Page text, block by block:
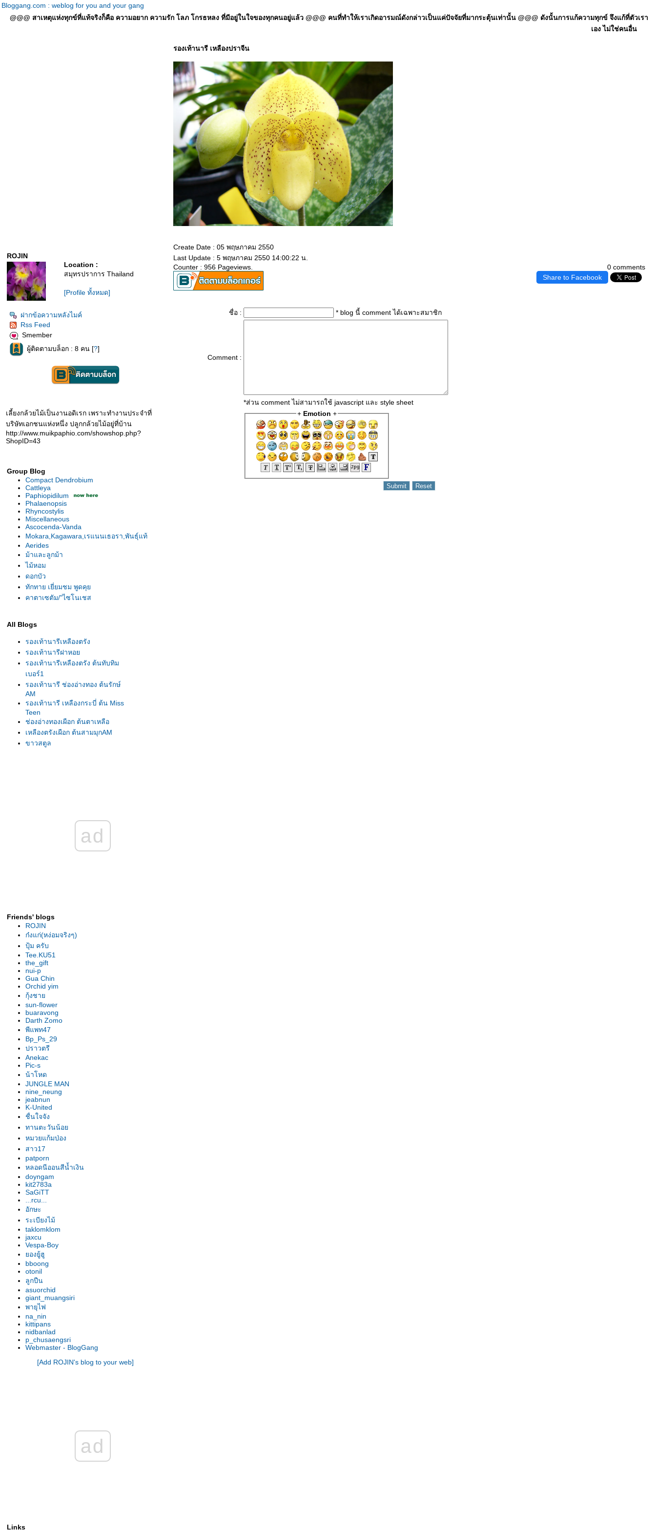
Bloggang.com : weblog for you and your gang
@@@ สาเหตุแห่งทุกข์ที่แท้จริงก็คือ ความอยาก ความรัก โลภ โกรธหลง ที่มีอยู่ในใจของทุกคนอยู่แล้ว @@@ คนที่ทำให้เราเกิดอารมณ์ดังกล่าวเป็นแค่ปัจจัยที่มากระตุ้นเท่านั้น @@@ ดังนั้นการแก้ความทุกข์ จึงแก้ที่ตัวเรา
เอง ไม่ใช่คนอื่น
ROJIN
Location :
สมุทรปราการ Thailand
[Profile ทั้งหมด]
ฝากข้อความหลังไมค์
Rss Feed
Smember
ผู้ติดตามบล็อก : 8 คน [?]
เลี้ยงกล้วยไม้เป็นงานอดิเรก เพราะทำงานประจำที่
บริษัทเอกชนแห่งหนึ่ง ปลูกกล้วยไม้อยู่ที่บ้าน
http://www.muikpaphio.com/showshop.php?
ShopID=43
Group Blog
Compact Dendrobium
Cattleya
Paphiopidilum
Phalaenopsis
Rhyncostylis
Miscellaneous
Ascocenda-Vanda
Mokara,Kagawara,เรแนนเธอรา,พันธุ์แท้
Aerides
ม้าและลูกม้า
ไม้หอม
ดอกบัว
ทักทาย เยี่ยมชม พูดคุ
คาตาเซตัม/"ไซโนเชส
All Blogs
รองเท้านารีเหลืองตรัง
รองเท้านารีฝาหอ
รองเท้านารีเหลืองตรัง ต้นทับทิม
เบอร์1
รองเท้านารี ช่องอ่างทอง ต้นรักษ์
AM
รองเท้านารี เหลืองกระบี่ ต้น Miss
Teen
ช่องอ่างทองเผือก ต้นตาเหลือ
เหลืองตรังเผือก ต้นสามมุกAM
ขาวสตูล
รองเท้านารีเหลืองกระบี่ ต้นกระบี่
รองเท้านารีเหลืองกระบี่ ต้นสนธยา
รองเท้านารี เหลืองกระบี่ ต้น" 2 in
1"
รองเท้านารี ขาวสตูล ต้น
ลาดกระบัง
เหลืองตรัง "The Disc"
เหลืองตรัง " ของแปลก "
รองเท้านารี ฝาหอย 2009
รองเท้านารี ฝาหอย9
รองเท้านารี ฝาหอย2008
รองเท้านารีฝาหอย ที่2ลาดกระบัง
รองเท้านารี เหลีองปราจีน ต้น
สวนหลวง
รองเท้านารี เหลืองปราจีน "
มิตรภาพ "
รองเท้านารีลูกผสม3สา
รองเท้านารี เหลืองปราจีน"อัญชลี"
รองเท้านารี เหลืองปราจีน "กลมบ็
อก"
รองเท้านารี เหลืองปราจีน "สุธี
วรรณ"
รองเท้านารี เหลืองปราจีน "สาธิต"
รองเท้านารี เหลืองปราจีน
"วาสนา"
รองเท้านารี ฝาหอ
รองเท้านารี JC9
รองเท้านารี เหลืองปราจีน
รองเท้านารี JC16
รองเท้านารี JC16
รองเท้านารี เหลืองปราจีน*ช่อง
อ่างทองเผือก
รองเท้านารี เหลืองปราจีน
รองเท้านารี ขาวชุมพร
รองเท้านารี เหลืงกระบี่*เกลาโคไฟ
ลุม
รองเท้านารี เหลืองปราจีน*ช่อง
อ่างทองเผือก
รองเท้านารี เหลืองปราจีน
รองเท้านารี เหลืองปราจีน
รองเท้านารี เหลิองตรัง
รองเท้านารี กระบี่ x เกาโค
รองเท้านารี เหลืองตรัง
รองเท้านารี ขาวชุมพร
รองเท้านารี เหลืองปราจีน x ช่อง
รองเท้านารี ขาวสตูล
รองเท้านารี ดอกเตอร์ แจค
ad
Friends' blogs
ROJIN
ก๋งแก่(หง่อมจริงๆ)
ปุ้ม ครับ
Tee.KU51
the_gift
nui-p
Gua Chin
Orchid yim
กุ้งชา
sun-flower
buaravong
Darth Zomo
พีแพท47
Bp_Ps_29
ปราวตรี
Anekac
Pic-s
น้าโหด
JUNGLE MAN
nine_neung
jeabnun
K-United
ชื่นใจจัง
ทานตะวันน้อ
หมวยแก้มป่อง
สาว17
patporn
หลอดนีออนสีน้ำเงิน
doyngam
kit2783a
SaGiTT
...rcu...
อักษะ
ระเบียงไม้
taklomklom
jaxcu
Vespa-Boy
องยู้ฮู
bboong
otonil
ลูกปืน
asuorchid
giant_muangsiri
พายุไฟ
na_nin
kittipans
nidbanlad
p_chusaengsri
Webmaster - BlogGang
[Add ROJIN's blog to your web]
ad
Links
รองเท้านารี เหลืองปราจีน
Create Date : 05 พฤษภาคม 2550
Last Update : 5 พฤษภาคม 2550 14:00:22 น.
0 comments
Counter : 956 Pageviews.
Share to Facebook
ชื่อ : * blog นี้ comment ได้เฉพาะสมาชิก
Comment :
*ส่วน comment ไม่สามารถใช้ javascript และ style sheet
+ Emotion +